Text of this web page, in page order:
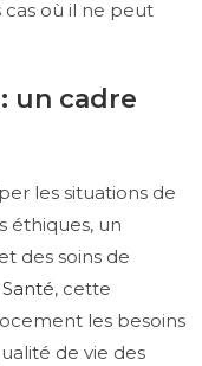
cas où il ne peut
un cadre
les situations de
éthiques, un
des soins de
, cette
les besoins
de vie des